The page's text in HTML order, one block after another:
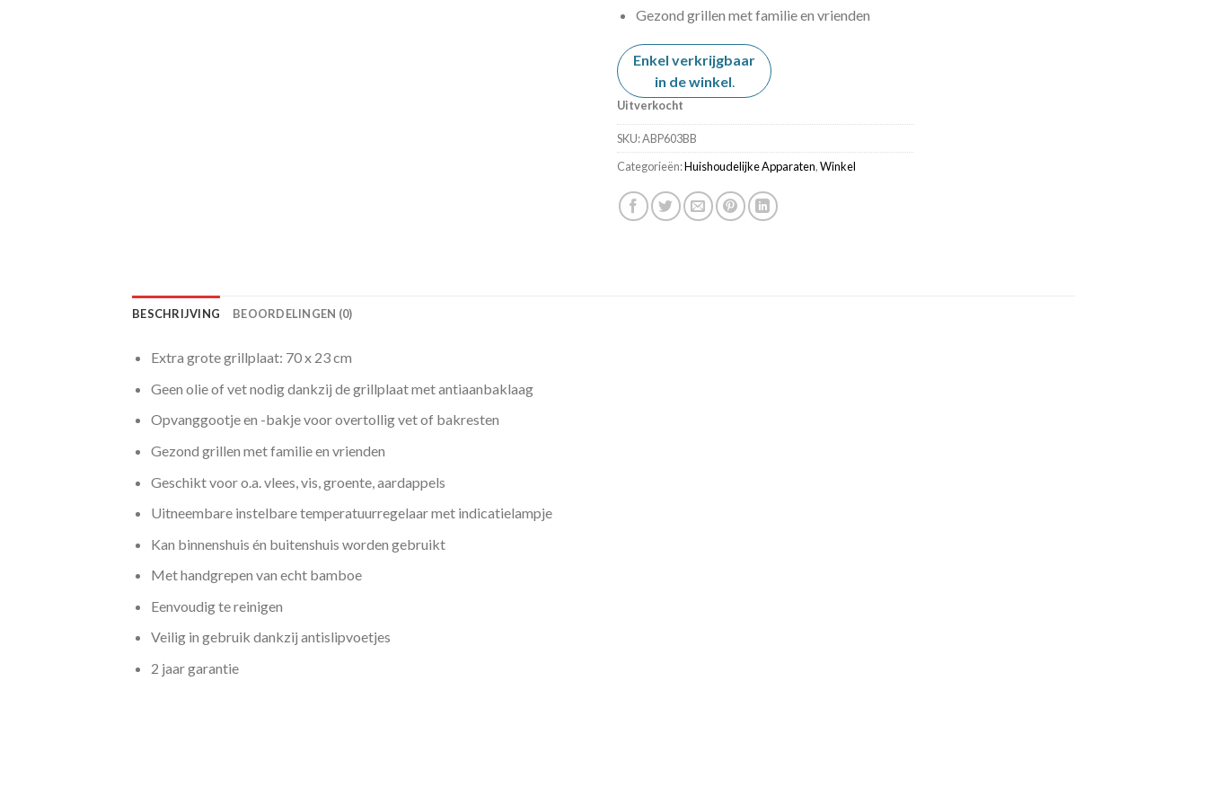
Gezond grillen met familie en vrienden
Enkel verkrijgbaar
in de winkel.
Uitverkocht
SKU:ABP603BB
Categorieën:Huishoudelijke Apparaten,Winkel
BESCHRIJVING BEOORDELINGEN (0)
Extra grote grillplaat: 70 x 23 cm
Geen olie of vet nodig dankzij de grillplaat met antiaanbaklaag
Opvanggootje en -bakje voor overtollig vet of bakresten
Gezond grillen met familie en vrienden
Geschikt voor o.a. vlees, vis, groente, aardappels
Uitneembare instelbare temperatuurregelaar met indicatielampje
Kan binnenshuis én buitenshuis worden gebruikt
Met handgrepen van echt bamboe
Eenvoudig te reinigen
Veilig in gebruik dankzij antislipvoetjes
2 jaar garantie